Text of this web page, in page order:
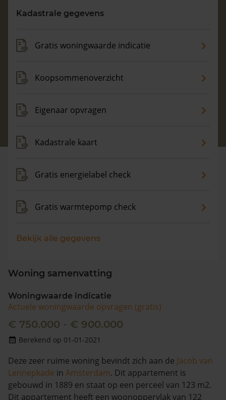
088 220 4200
Kadastrale gegevens
Gratis woningwaarde indicatie
Koopsommenoverzicht
Eigenaar opvragen
Kadastrale kaart
Gratis energielabel check
Gratis warmtepomp check
Bekijk alle gegevens
Woning samenvatting
Woningwaarde indicatie
Actuele woningwaarde opvragen (gratis)
€ 750.000 - € 900.000
Berekend op 01-01-2021
Deze zeer ruime woning bevindt zich aan de Jacob van
Lennepkade in Amsterdam. Dit appartement is
gebouwd in 1889 en staat op een perceel van 123 m2.
Dit appartement heeft een woonoppervlak van 122